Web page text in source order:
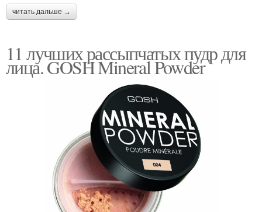
Закрепленные пудры Блестящая пудра
Пудра для тела
Антибактериальная
пудра
Пудра с хорошим
составом
Пудра на лето
читать дальше →
11 лучших рассыпчатых пудр для
лица. GOSH Mineral Powder